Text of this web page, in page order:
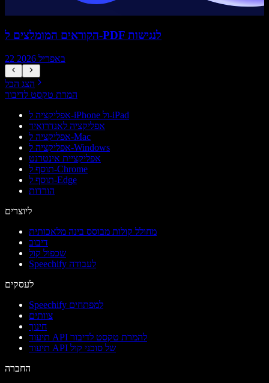
הקוראים המומלצים ל-PDF לנגישות
22 באפריל 2026
הצג הכל
המרת טקסט לדיבור
אפליקציה ל-iPhone ול-iPad
אפליקציה לאנדרואיד
אפליקציה ל-Mac
אפליקציה ל-Windows
אפליקציית אינטרנט
תוסף ל-Chrome
תוסף ל-Edge
הורדות
ליוצרים
מחולל קולות מבוסס בינה מלאכותית
דיבוב
שכפול קול
Speechify לעבודה
לעסקים
Speechify למפתחים
צוותים
חינוך
תיעוד API להמרת טקסט לדיבור
תיעוד API של סוכני קול
החברה